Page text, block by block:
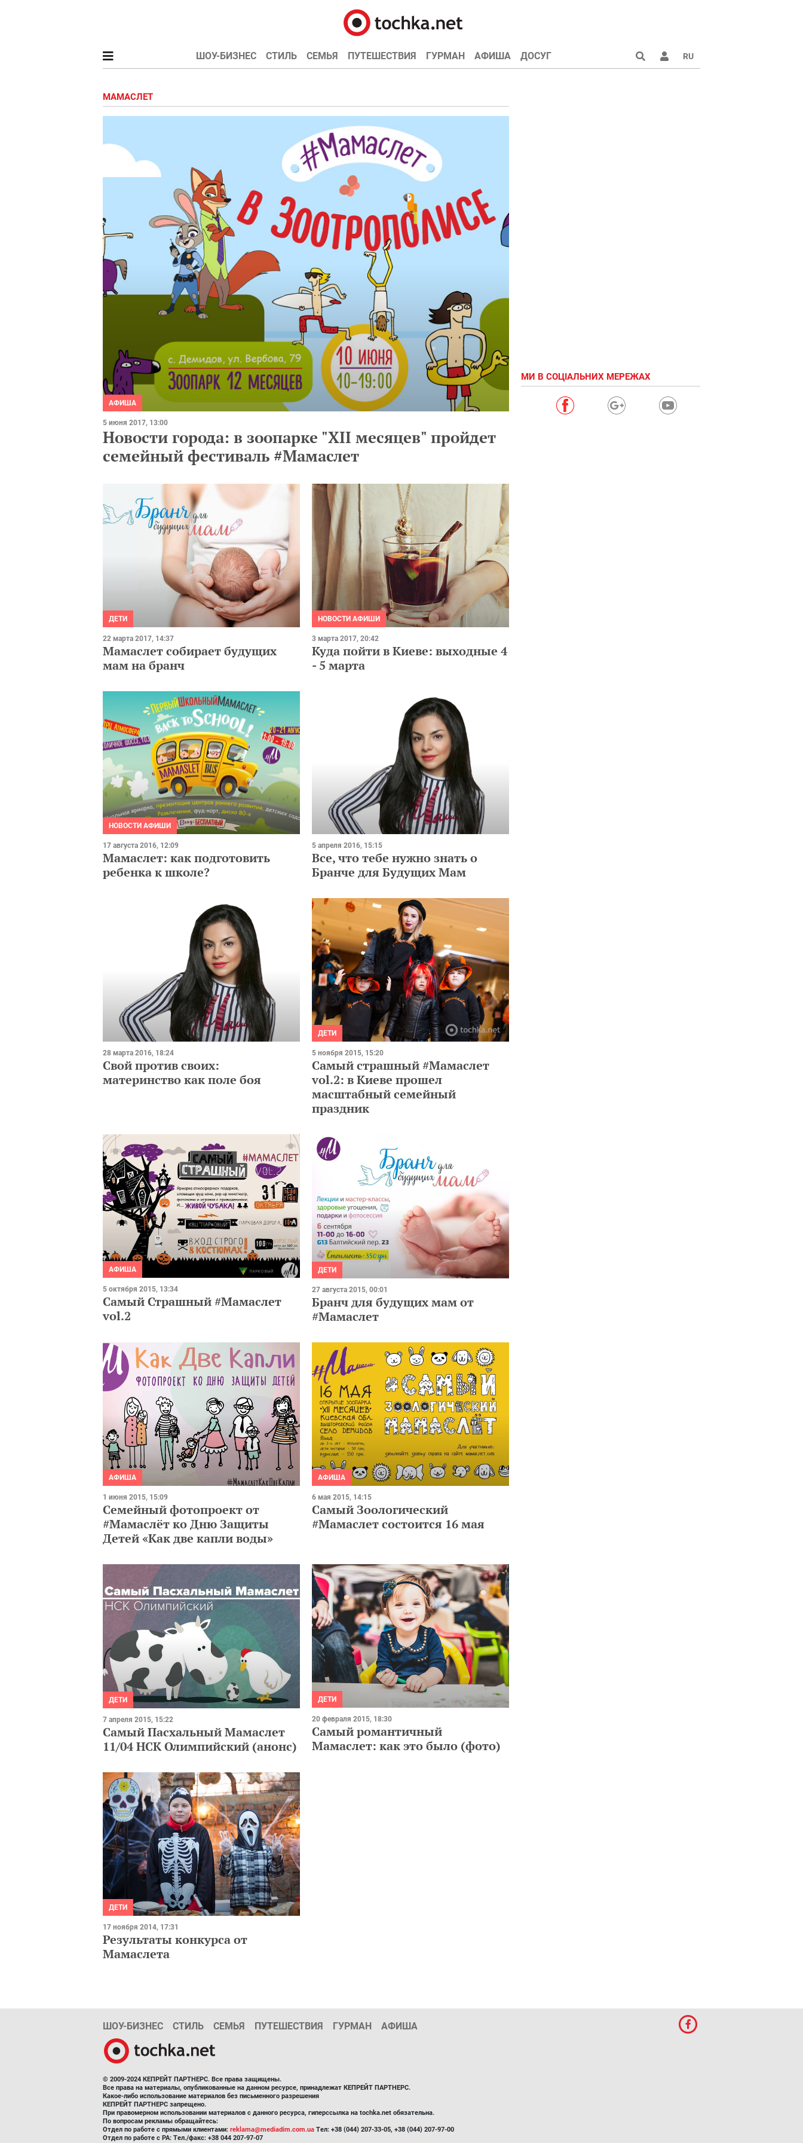
ШОУ-БИЗНЕС СТИЛЬ СЕМЬЯ ПУТЕШЕСТВИЯ ГУРМАН АФИША ДОСУГ RU
МАМАСЛЕТ
АФИША
5 июня 2017, 13:00
Новости города: в зоопарке "XII месяцев" пройдет
семейный фестиваль #Мамаслет
ДЕТИ
22 марта 2017, 14:37
Мамаслет собирает будущих
мам на бранч
НОВОСТИ АФИШИ
3 марта 2017, 20:42
Куда пойти в Киеве: выходные 4
- 5 марта
НОВОСТИ АФИШИ
17 августа 2016, 12:09
Мамаслет: как подготовить
ребенка к школе?
5 апреля 2016, 15:15
Все, что тебе нужно знать о
Бранче для Будущих Мам
28 марта 2016, 18:24
Свой против своих:
материнство как поле боя
ДЕТИ
5 ноября 2015, 15:20
Самый страшный #Мамаслет
vol.2: в Киеве прошел
масштабный семейный
праздник
АФИША
5 октября 2015, 13:34
Самый Страшный #Мамаслет
vol.2
ДЕТИ
27 августа 2015, 00:01
Бранч для будущих мам от
#Мамаслет
АФИША
1 июня 2015, 15:09
Семейный фотопроект от
#Мамаслёт ко Дню Защиты
Детей «Как две капли воды»
АФИША
6 мая 2015, 14:15
Самый Зоологический
#Мамаслет состоится 16 мая
ДЕТИ
7 апреля 2015, 15:22
Самый Пасхальный Мамаслет
11/04 НСК Олимпийский (анонс)
ДЕТИ
20 февраля 2015, 18:30
Самый романтичный
Мамаслет: как это было (фото)
ДЕТИ
17 ноября 2014, 17:31
Результаты конкурса от
Мамаслета
МИ В СОЦІАЛЬНИХ МЕРЕЖАХ
ШОУ-БИЗНЕС СТИЛЬ СЕМЬЯ ПУТЕШЕСТВИЯ ГУРМАН АФИША
© 2009-2024 КЕПРЕЙТ ПАРТНЕРС. Все права защищены.
Все права на материалы, опубликованные на данном ресурсе, принадлежат КЕПРЕЙТ ПАРТНЕРС.
Какое-либо использование материалов без письменного разрешения
КЕПРЕЙТ ПАРТНЕРС запрещено.
При правомерном использовании материалов с данного ресурса, гиперссылка на tochka.net обязательна.
По вопросам рекламы обращайтесь:
Отдел по работе с прямыми клиентами: reklama@mediadim.com.ua Тел: +38 (044) 207-33-05, +38 (044) 207-97-00
Отдел по работе с РА: Тел./факс: +38 044 207-97-07